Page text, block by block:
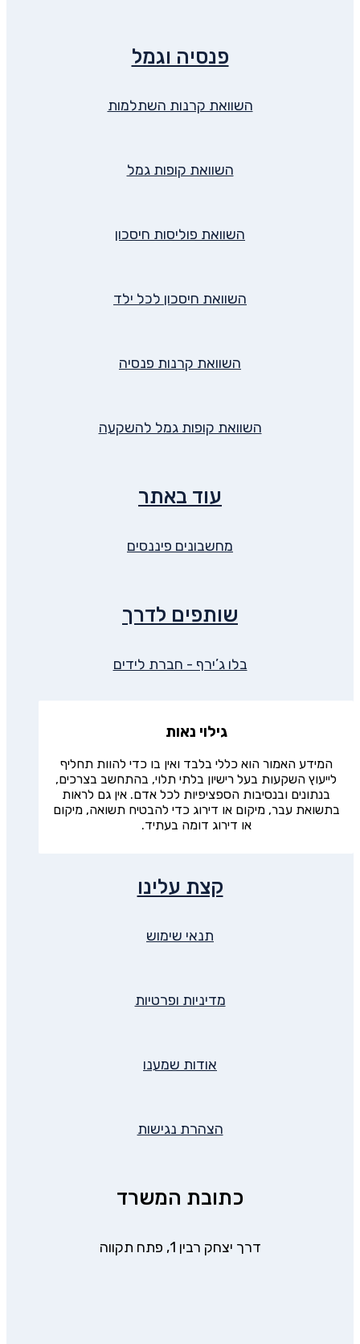
פנסיה וגמל
השוואת קרנות השתלמות
השוואת קופות גמל
השוואת פוליסות חיסכון
השוואת חיסכון לכל ילד
השוואת קרנות פנסיה
השוואת קופות גמל להשקעה
עוד באתר
מחשבונים פיננסים
שותפים לדרך
בלו ג’ירף - חברת לידים
גילוי נאות
המידע האמור הוא כללי בלבד ואין בו כדי להוות תחליף
לייעוץ השקעות בעל רישיון בלתי תלוי, בהתחשב בצרכים,
בנתונים ובנסיבות הספציפיות לכל אדם. אין גם לראות
בתשואת עבר, מיקום או דירוג כדי להבטיח תשואה, מיקום
או דירוג דומה בעתיד.
קצת עלינו
תנאי שימוש
מדיניות ופרטיות
אודות שמענו
הצהרת נגישות
כתובת המשרד
דרך יצחק רבין 1, פתח תקווה